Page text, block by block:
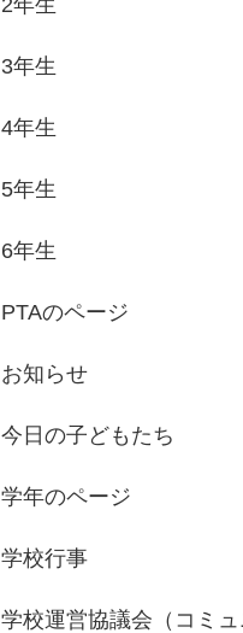
2年生
3年生
4年生
5年生
6年生
PTAのページ
お知らせ
今日の子どもたち
学年のページ
学校行事
学校運営協議会（コミ